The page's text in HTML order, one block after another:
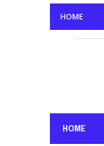
HOME
HOME